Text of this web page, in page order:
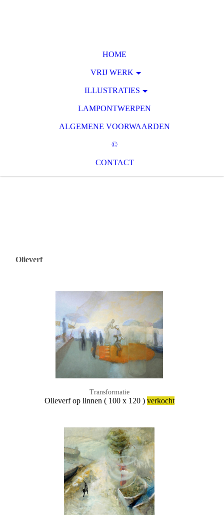
HOME
VRIJ WERK
ILLUSTRATIES
LAMPONTWERPEN
ALGEMENE VOORWAARDEN
©
CONTACT
Olieverf
Transformatie
Olieverf op linnen ( 100 x 120 ) verkocht